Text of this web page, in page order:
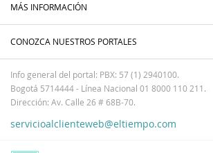
MÁS INFORMACIÓN
CONOZCA NUESTROS PORTALES
Info general del portal: PBX: 57 (1) 2940100.
Bogotá 5714444 - Línea Nacional 01 8000 110 211.
Dirección: Av. Calle 26 # 68B-70.
servicioalclienteweb@eltiempo.com